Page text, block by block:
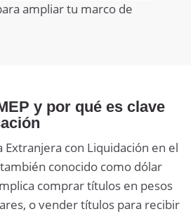
ampliar tu marco de
y por qué es clave
Extranjera con Liquidación en el
conocido como dólar
comprar títulos en pesos
o vender títulos para recibir